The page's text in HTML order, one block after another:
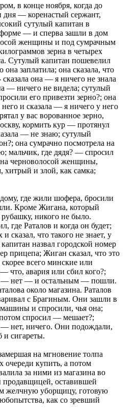
в конце ноября, когда до
дня — коренастый сержант,
сутулый капитан в
— и сперва зашли в дом
женщины и под сумрачным
зерна в четырех
Сутулый капитан пошевелил
она заплатила; она сказала, что
она — я ничего не знала
— ничего не видела; сутулый
его привезти зерно?; она
и сказала — я ничего у него
у вас ворованное зерно,
кормить кур — протянул
— не знаю; сутулый
она сумрачно посмотрела на
мальчик, где дядя? — спросил
черноволосой женщины,
хитрый и злой, как самка;
где жили шофера, бросили
Кроме Жигана, который
никого не было.
где Раталов и когда он будет;
сказал, что такого не знает, у
назвал городской номер
прицепа; Жиган сказал, что это
всего минские или
что, авария или сбил кого?;
— нет — и остальным — пошли.
около магазина. Раталов
с Брагиным. Они зашли в
и спросили, чья она;
спросил — мешает?;
— нет, ничего. Они подождали,
и сигареты.
на мгновение толпа
купить, а потом
за ними из магазина во
продавщицей, оставившей
желчную уборщицу, готовую
как со зревший